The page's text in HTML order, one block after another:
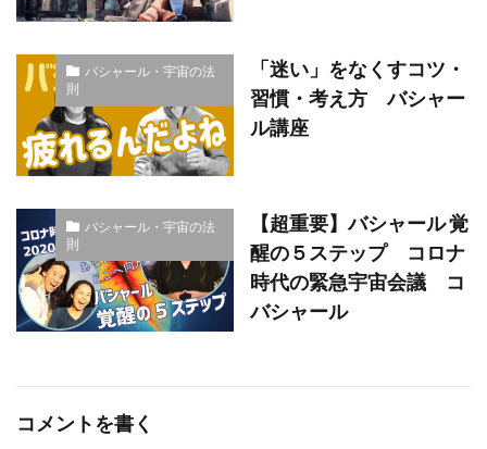
バシャール・宇宙の法
則
「迷い」をなくすコツ・
習慣・考え方 バシャー
ル講座
バシャール・宇宙の法
則
【超重要】バシャール 覚
醒の５ステップ コロナ
時代の緊急宇宙会議 コ
バシャール
コメントを書く